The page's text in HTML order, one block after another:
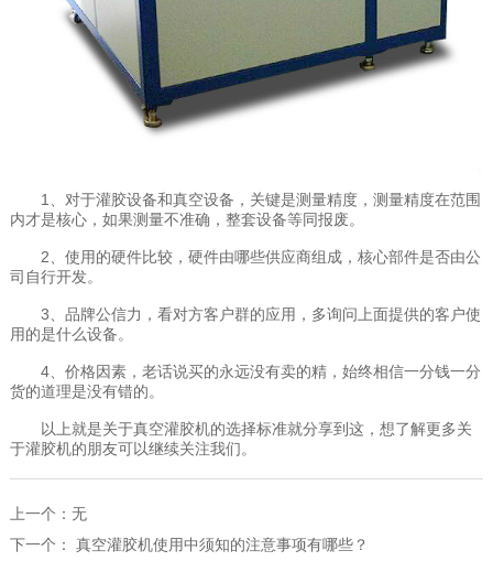
1、对于灌胶设备和真空设备，关键是测量精度，测量精度在范围
内才是核心，如果测量不准确，整套设备等同报废。
2、使用的硬件比较，硬件由哪些供应商组成，核心部件是否由公
司自行开发。
3、品牌公信力，看对方客户群的应用，多询问上面提供的客户使
用的是什么设备。
4、价格因素，老话说买的永远没有卖的精，始终相信一分钱一分
货的道理是没有错的。
以上就是关于真空灌胶机的选择标准就分享到这，想了解更多关
于灌胶机的朋友可以继续关注我们。
上一个： 无
下一个： 真空灌胶机使用中须知的注意事项有哪些？